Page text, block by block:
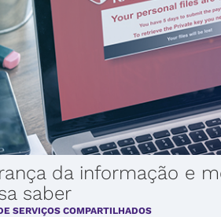
da informação e
saber
SERVIÇOS COMPARTILHADOS